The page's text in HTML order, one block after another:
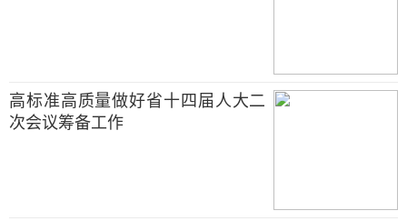
高标准高质量做好省十四届人大二
次会议筹备工作